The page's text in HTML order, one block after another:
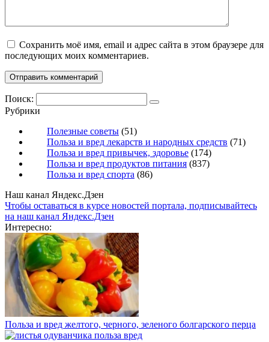
Сохранить моё имя, email и адрес сайта в этом браузере для
последующих моих комментариев.
Поиск:
Рубрики
Полезные советы (51)
Польза и вред лекарств и народных средств (71)
Польза и вред привычек, здоровье (174)
Польза и вред продуктов питания (837)
Польза и вред спорта (86)
Наш канал Яндекс.Дзен
Чтобы оставаться в курсе новостей портала, подписывайтесь
на наш канал Яндекс.Дзен
Интересно:
Польза и вред желтого, черного, зеленого болгарского перца